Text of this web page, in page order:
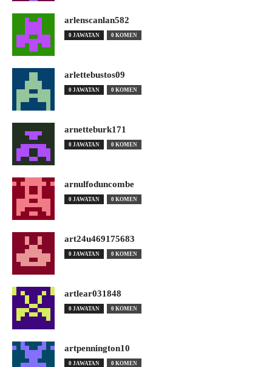
arlenscanlan582
0 JAWATAN 0 KOMEN
arlettebustos09
0 JAWATAN 0 KOMEN
arnetteburk171
0 JAWATAN 0 KOMEN
arnulfoduncombe
0 JAWATAN 0 KOMEN
art24u469175683
0 JAWATAN 0 KOMEN
artlear031848
0 JAWATAN 0 KOMEN
artpennington10
0 JAWATAN 0 KOMEN